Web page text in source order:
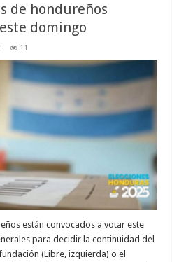
de hondureños
domingo
11
están convocados a votar este
para decidir la continuidad del
(Libre, izquierda) o el